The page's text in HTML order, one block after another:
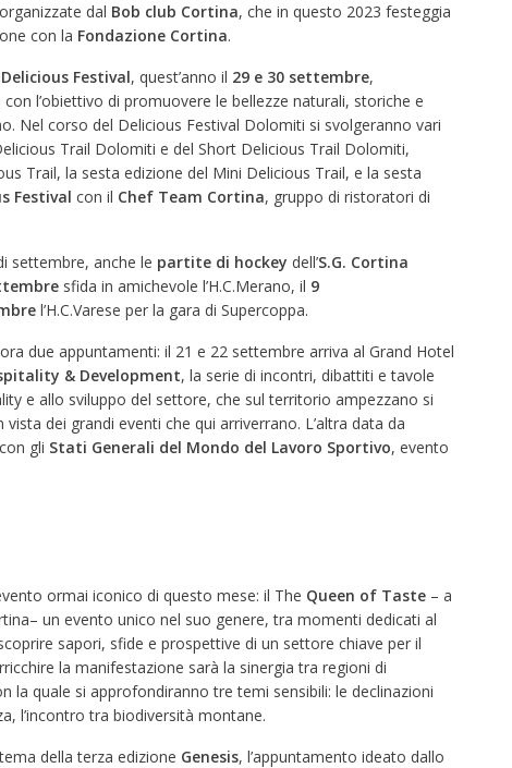
dal Bob club Cortina, che in questo 2023 festeggia
con la Fondazione Cortina.
Delicious Festival, quest’anno il 29 e 30 settembre,
con l’obiettivo di promuovere le bellezze naturali, storiche e
Nel corso del Delicious Festival Dolomiti si svolgeranno vari
Trail Dolomiti e del Short Delicious Trail Dolomiti,
Trail, la sesta edizione del Mini Delicious Trail, e la sesta
Festival con il Chef Team Cortina, gruppo di ristoratori di
settembre, anche le partite di hockey dell’S.G. Cortina
sfida in amichevole l’H.C.Merano, il 9
l’H.C.Varese per la gara di Supercoppa.
due appuntamenti: il 21 e 22 settembre arriva al Grand Hotel
& Development, la serie di incontri, dibattiti e tavole
e allo sviluppo del settore, che sul territorio ampezzano si
dei grandi eventi che qui arriverrano. L’altra data da
gli Stati Generali del Mondo del Lavoro Sportivo, evento
ormai iconico di questo mese: il The Queen of Taste– a
un evento unico nel suo genere, tra momenti dedicati al
sapori, sfide e prospettive di un settore chiave per il
la manifestazione sarà la sinergia tra regioni di
la quale si approfondiranno tre temi sensibili: le declinazioni
l’incontro tra biodiversità montane.
della terza edizione Genesis, l’appuntamento ideato dallo